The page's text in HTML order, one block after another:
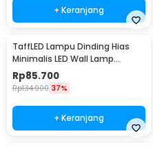
+ Keranjang
TaffLED Lampu Dinding Hias
Minimalis LED Wall Lamp
Aluminium 12W Warm White -
B1001
Rp85.700
Rp134.900 37%
+ Keranjang